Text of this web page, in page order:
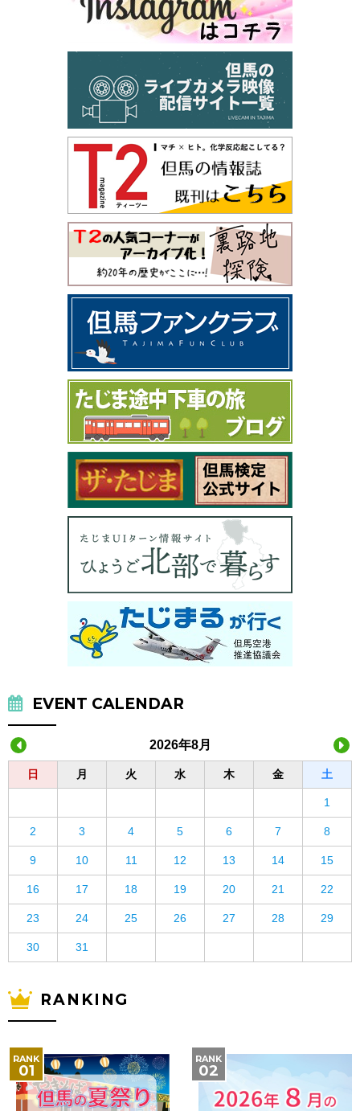
EVENT CALENDAR
2026年8月
日 月 火 水 木 金 土
1
2 3 4 5 6 7 8
9 10 11 12 13 14 15
16 17 18 19 20 21 22
23 24 25 26 27 28 29
30 31
RANKING